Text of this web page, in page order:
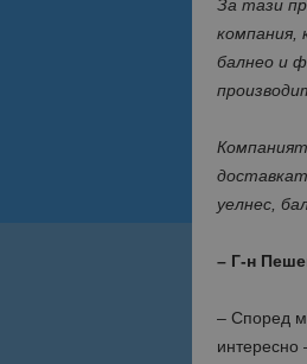
За тази
компания,
балнео и
уелнес,
– Г-н
– Според
интересно